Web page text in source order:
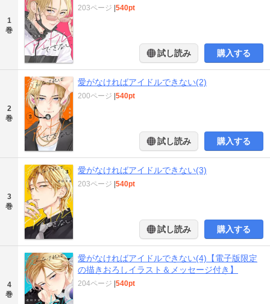
1
巻
203ページ 540pt
試し読み 購入する
2
巻
愛がなければアイドルできない(2)
200ページ 540pt
試し読み 購入する
3
巻
愛がなければアイドルできない(3)
203ページ 540pt
試し読み 購入する
4
巻
愛がなければアイドルできない(4)【電子版限定
の描きおろしイラスト＆メッセージ付き】
204ページ 540pt